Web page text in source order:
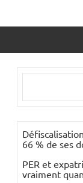
66 % de ses
PER et
vraiment